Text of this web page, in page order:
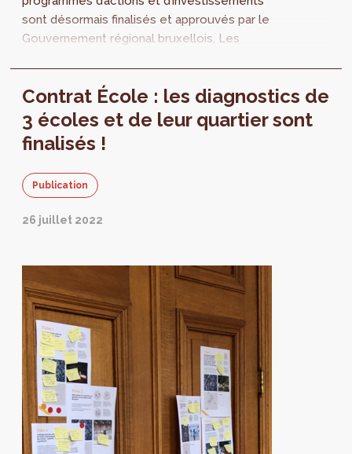
sont désormais finalisés et approuvés par le
Gouvernement régional bruxellois. Les
quartier.
Contrat École : les diagnostics de
3 écoles et de leur quartier sont
finalisés !
Publication
26 juillet 2022